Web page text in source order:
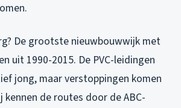
De grootste nieuwbouwwijk met
uit 1990-2015. De PVC-leidingen
jong, maar verstoppingen komen
kennen de routes door de ABC-